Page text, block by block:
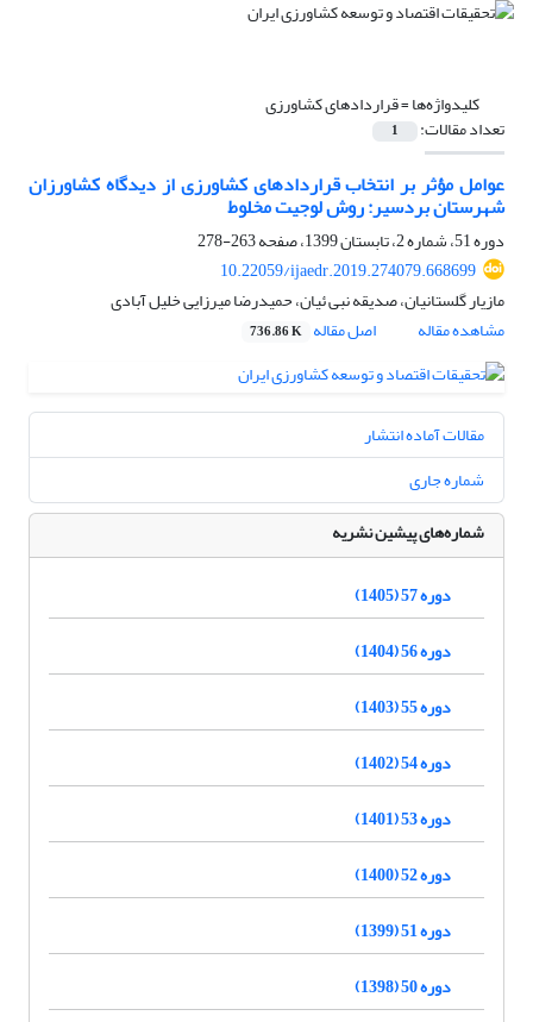
کلیدواژه‌ها =قرارداد‌های کشاورزی
تعداد مقالات: 1
عوامل مؤثر بر انتخاب قرارداد‌های کشاورزی از دیدگاه کشاورزان
شهرستان بردسیر: روش لوجیت مخلوط
دوره 51، شماره 2، تابستان 1399، صفحه
263-278
10.22059/ijaedr.2019.274079.668699
مازیار گلستانیان، صدیقه نبی ئیان، حمیدرضا میرزایی خلیل آبادی
مشاهده مقاله
اصل مقاله 736.86 K
مقالات آماده انتشار
شماره جاری
شماره‌های پیشین نشریه
دوره 57 (1405)
دوره 56 (1404)
دوره 55 (1403)
دوره 54 (1402)
دوره 53 (1401)
دوره 52 (1400)
دوره 51 (1399)
دوره 50 (1398)